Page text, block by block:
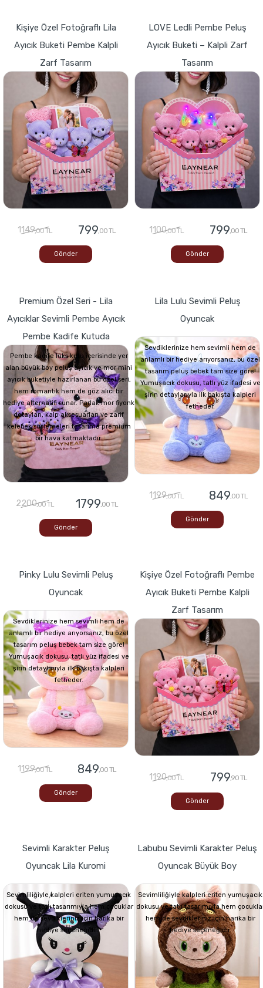
Kişiye Özel Fotoğraflı Lila
Ayıcık Buketi Pembe Kalpli
Zarf Tasarım
1149,00 TL 799,00 TL
Gönder
LOVE Ledli Pembe Peluş
Ayıcık Buketi – Kalpli Zarf
Tasarım
1100,00 TL 799,00 TL
Gönder
Premium Özel Seri - Lila
Ayıcıklar Sevimli Pembe Ayıcık
Pembe Kadife Kutuda
Pembe kadife lüks kutu içerisinde yer
alan büyük boy peluş ayıcık ve mor mini
ayıcık buketiyle hazırlanan bu özel seri,
hem romantik hem de göz alıcı bir
hediye alternatifi sunar. Parlak mor fiyonk
detayları, kalp aksesuarları ve zarif
kelebek süslemeleri tasarıma premium
bir hava katmaktadır.
2200,00 TL 1799,00 TL
Gönder
Lila Lulu Sevimli Peluş
Oyuncak
Sevdiklerinize hem sevimli hem de
anlamlı bir hediye arıyorsanız, bu özel
tasarım peluş bebek tam size göre!
Yumuşacık dokusu, tatlı yüz ifadesi ve
şirin detaylarıyla ilk bakışta kalpleri
fetheder.
1199,00 TL 849,00 TL
Gönder
Pinky Lulu Sevimli Peluş
Oyuncak
Sevdiklerinize hem sevimli hem de
anlamlı bir hediye arıyorsanız, bu özel
tasarım peluş bebek tam size göre!
Yumuşacık dokusu, tatlı yüz ifadesi ve
şirin detaylarıyla ilk bakışta kalpleri
fetheder.
1199,00 TL 849,00 TL
Gönder
Kişiye Özel Fotoğraflı Pembe
Ayıcık Buketi Pembe Kalpli
Zarf Tasarım
1190,00 TL 799,90 TL
Gönder
Sevimli Karakter Peluş
Oyuncak Lila Kuromi
Sevimliliğiyle kalpleri eriten yumuşacık
dokusu ve tatlı tasarımıyla hem çocuklar
hem de sevdikleriniz için harika bir
hediye seçeneğidir.
Labubu Sevimli Karakter Peluş
Oyuncak Büyük Boy
Sevimliliğiyle kalpleri eriten yumuşacık
dokusu ve tatlı tasarımıyla hem
hem de sevdikleriniz için harika bir
hediye seçeneğidir.